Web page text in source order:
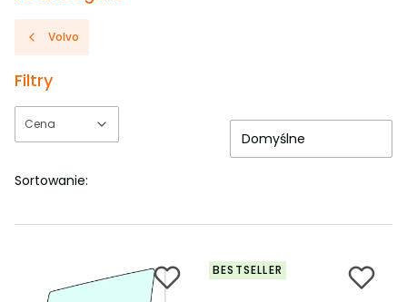
Volvo
Filtry
Cena
Sortowanie:
Domyślne
BESTSELLER